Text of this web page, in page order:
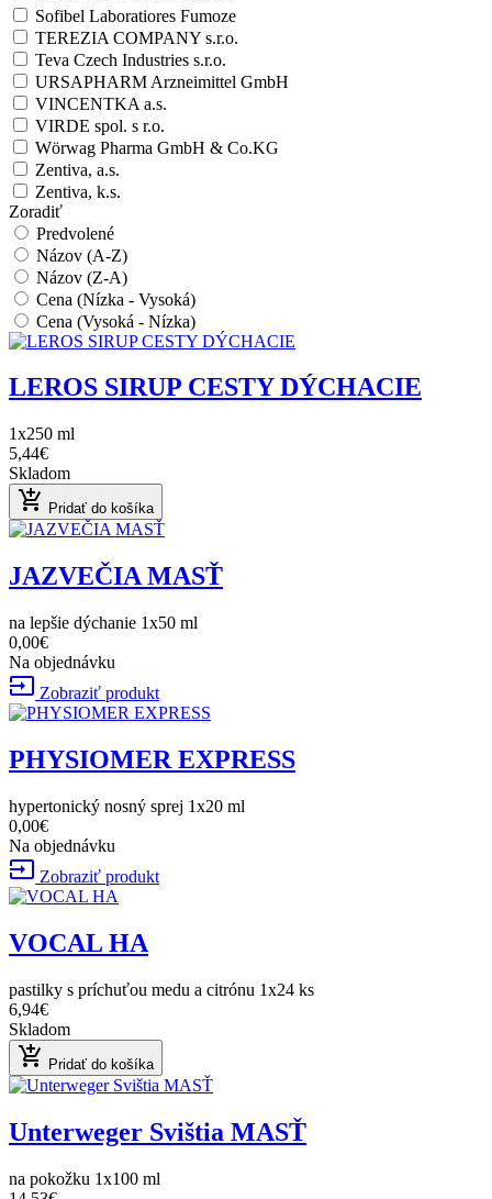
Sofibel Laboratiores Fumoze
TEREZIA COMPANY s.r.o.
Teva Czech Industries s.r.o.
URSAPHARM Arzneimittel GmbH
VINCENTKA a.s.
VIRDE spol. s r.o.
Wörwag Pharma GmbH & Co.KG
Zentiva, a.s.
Zentiva, k.s.
Zoradiť
Predvolené
Názov (A-Z)
Názov (Z-A)
Cena (Nízka - Vysoká)
Cena (Vysoká - Nízka)
LEROS SIRUP CESTY DÝCHACIE
1x250 ml
5,44€
Skladom
add_shopping_cart Pridať do košíka
JAZVEČIA MASŤ
na lepšie dýchanie 1x50 ml
0,00€
Na objednávku
input Zobraziť produkt
PHYSIOMER EXPRESS
hypertonický nosný sprej 1x20 ml
0,00€
Na objednávku
input Zobraziť produkt
VOCAL HA
pastilky s príchuťou medu a citrónu 1x24 ks
6,94€
Skladom
add_shopping_cart Pridať do košíka
Unterweger Svištia MASŤ
na pokožku 1x100 ml